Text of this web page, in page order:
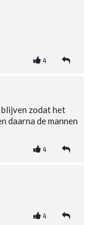
4
zodat het
daarna de mannen
4
4